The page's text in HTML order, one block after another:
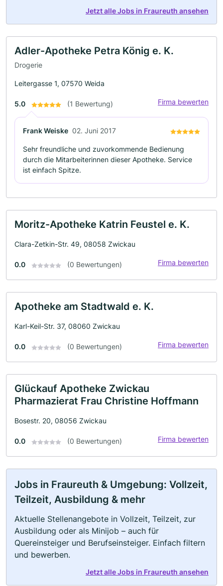
Jetzt alle Jobs in Fraureuth ansehen
Adler-Apotheke Petra König e. K.
Drogerie
Leitergasse 1, 07570 Weida
5.0 (1 Bewertung) Firma bewerten
Frank Weiske 02. Juni 2017
Sehr freundliche und zuvorkommende Bedienung
durch die Mitarbeiterinnen dieser Apotheke. Service
ist einfach Spitze.
Moritz-Apotheke Katrin Feustel e. K.
Clara-Zetkin-Str. 49, 08058 Zwickau
0.0 (0 Bewertungen) Firma bewerten
Apotheke am Stadtwald e. K.
Karl-Keil-Str. 37, 08060 Zwickau
0.0 (0 Bewertungen) Firma bewerten
Glückauf Apotheke Zwickau
Pharmazierat Frau Christine Hoffmann
Bosestr. 20, 08056 Zwickau
0.0 (0 Bewertungen) Firma bewerten
Jobs in Fraureuth & Umgebung: Vollzeit,
Teilzeit, Ausbildung & mehr
Aktuelle Stellenangebote in Vollzeit, Teilzeit, zur
Ausbildung oder als Minijob – auch für
Quereinsteiger und Berufseinsteiger. Einfach filtern
und bewerben.
Jetzt alle Jobs in Fraureuth ansehen